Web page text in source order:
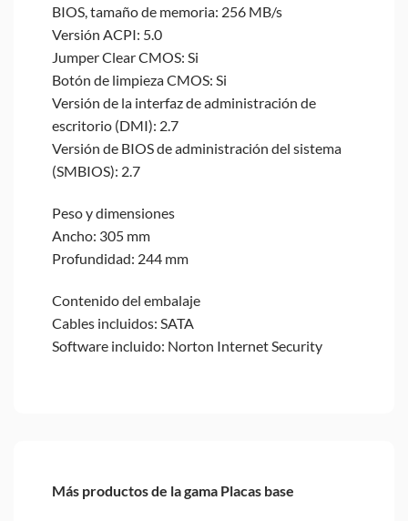
BIOS, tamaño de memoria: 256 MB/s
Versión ACPI: 5.0
Jumper Clear CMOS: Si
Botón de limpieza CMOS: Si
Versión de la interfaz de administración de
escritorio (DMI): 2.7
Versión de BIOS de administración del sistema
(SMBIOS): 2.7
Peso y dimensiones
Ancho: 305 mm
Profundidad: 244 mm
Contenido del embalaje
Cables incluidos: SATA
Software incluido: Norton Internet Security
Más productos de la gama Placas base